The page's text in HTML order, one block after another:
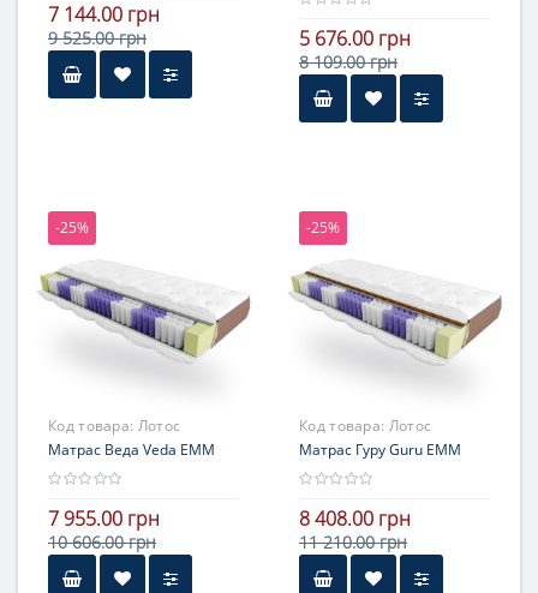
7 144.00 грн
9 525.00 грн 5 676.00 грн
8 109.00 грн
-25%
Код товара: Лотос
Матрас Веда Veda ЕММ
7 955.00 грн
10 606.00 грн
-25%
Код товара: Лотос
Матрас Гуру Guru ЕММ
8 408.00 грн
11 210.00 грн